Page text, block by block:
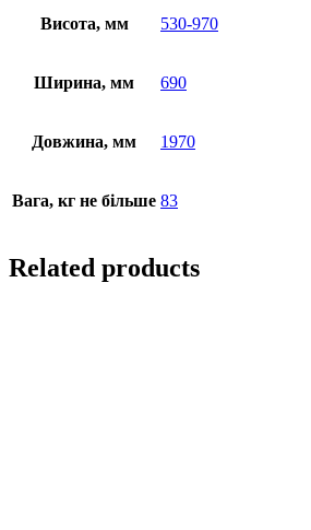
Висота, мм 530-970
Ширина, мм 690
Довжина, мм 1970
Вага, кг не більше 83
Related products